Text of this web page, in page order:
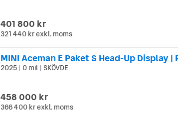
401 800 kr
321 440 krexkl. moms
MINI Aceman E Paket S Head-Up Display |
2025 0 mil SKÖVDE
458 000 kr
366 400 krexkl. moms